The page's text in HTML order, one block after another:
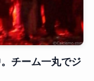
チーム一丸でジ